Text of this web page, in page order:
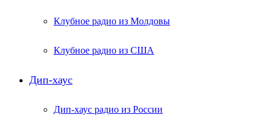
Клубное радио из Молдовы
Клубное радио из США
Дип-хаус
Дип-хаус радио из России